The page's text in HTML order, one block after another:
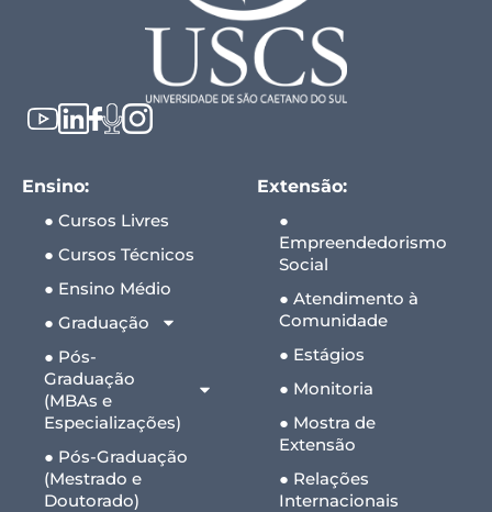
Ensino:
● Cursos Livres
● Cursos Técnicos
● Ensino Médio
● Graduação
● Pós-
Graduação
(MBAs e
Especializações)
● Pós-Graduação
(Mestrado e
Doutorado)
Extensão:
●
Empreendedorismo
Social
● Atendimento à
Comunidade
● Estágios
● Monitoria
● Mostra de
Extensão
● Relações
Internacionais